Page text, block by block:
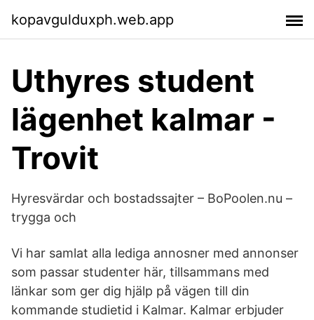
kopavgulduxph.web.app
Uthyres student
lägenhet kalmar -
Trovit
Hyresvärdar och bostadssajter – BoPoolen.nu –
trygga och
Vi har samlat alla lediga annosner med annonser
som passar studenter här, tillsammans med
länkar som ger dig hjälp på vägen till din
kommande studietid i Kalmar. Kalmar erbjuder